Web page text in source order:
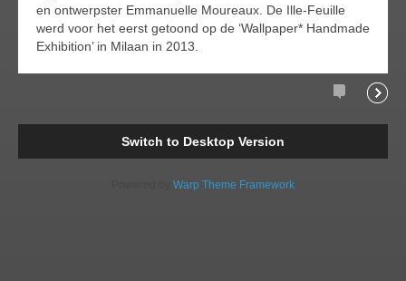
en ontwerpster Emmanuelle Moureaux. De Ille-Feuille
werd voor het eerst getoond op de ‘Wallpaper* Handmade
Exhibition’ in Milaan in 2013.
Comments
Switch to Desktop Version
Warp Theme Framework